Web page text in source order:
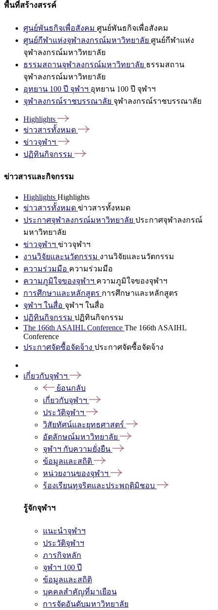
พื้นที่สร้างสรรค์
ศูนย์พันธกิจเพื่อสังคม ศูนย์พันธกิจเพื่อสังคม
ศูนย์กีฬาแห่งจุฬาลงกรณ์มหาวิทยาลัย ศูนย์กีฬาแห่ง
จุฬาลงกรณ์มหาวิทยาลัย
ธรรมสถานจุฬาลงกรณ์มหาวิทยาลัย ธรรมสถาน
จุฬาลงกรณ์มหาวิทยาลัย
อุทยาน 100 ปี จุฬาฯ อุทยาน 100 ปี จุฬาฯ
จุฬาลงกรณ์ราชบรรณาลัย จุฬาลงกรณ์ราชบรรณาลัย
Highlights
ข่าวสารทั้งหมด
ข่าวจุฬาฯ
ปฏิทินกิจกรรม
ข่าวสารและกิจกรรม
Highlights Highlights
ข่าวสารทั้งหมด ข่าวสารทั้งหมด
ประกาศจุฬาลงกรณ์มหาวิทยาลัย ประกาศจุฬาลงกรณ์
มหาวิทยาลัย
ข่าวจุฬาฯ ข่าวจุฬาฯ
งานวิจัยและนวัตกรรม งานวิจัยและนวัตกรรม
ความร่วมมือ ความร่วมมือ
ความภูมิใจของจุฬาฯ ความภูมิใจของจุฬาฯ
การศึกษาและหลักสูตร การศึกษาและหลักสูตร
จุฬาฯ ในสื่อ จุฬาฯ ในสื่อ
ปฏิทินกิจกรรม ปฏิทินกิจกรรม
The 166th ASAIHL Conference The 166th ASAIHL
Conference
ประกาศจัดซื้อจัดจ้าง ประกาศจัดซื้อจัดจ้าง
เกี่ยวกับจุฬาฯ
ย้อนกลับ
เกี่ยวกับจุฬาฯ
ประวัติจุฬาฯ
วิสัยทัศน์และยุทธศาสตร์
อัตลักษณ์มหาวิทยาลัย
จุฬาฯ กับความยั่งยืน
ข้อมูลและสถิติ
หน่วยงานของจุฬาฯ
ร้องเรียนทุจริตและประพฤติมิชอบ
รู้จักจุฬาฯ
แนะนำจุฬาฯ
ประวัติจุฬาฯ
ภารกิจหลัก
จุฬาฯ 100 ปี
ข้อมูลและสถิติ
บุคคลสำคัญที่มาเยือน
การจัดอันดับมหาวิทยาลัย